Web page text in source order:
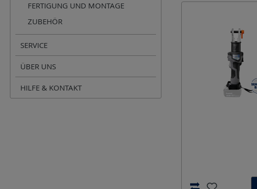
FERTIGUNG UND MONTAGE
ZUBEHÖR
SERVICE
ÜBER UNS
HILFE & KONTAKT